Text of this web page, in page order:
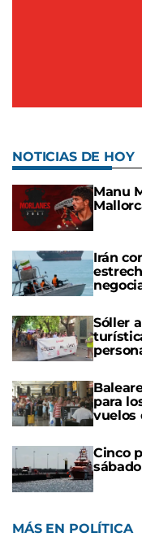
NOTICIAS DE HOY
Manu
Irán
Sóller
para
vuelos
Cinco
MÁS EN POLÍTICA